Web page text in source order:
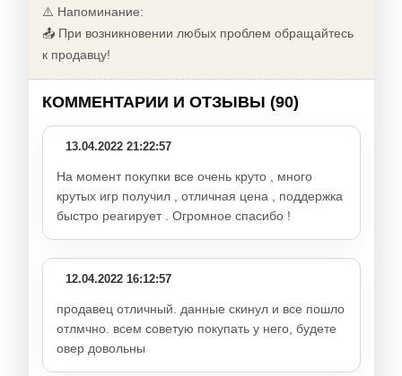
⚠️ Напоминание:
📤 При возникновении любых проблем обращайтесь
к продавцу!
КОММЕНТАРИИ И ОТЗЫВЫ (90)
13.04.2022 21:22:57
На момент покупки все очень круто , много
крутых игр получил , отличная цена , поддержка
быстро реагирует . Огромное спасибо !
12.04.2022 16:12:57
продавец отличный. данные скинул и все пошло
отлмчно. всем советую покупать у него, будете
овер довольны